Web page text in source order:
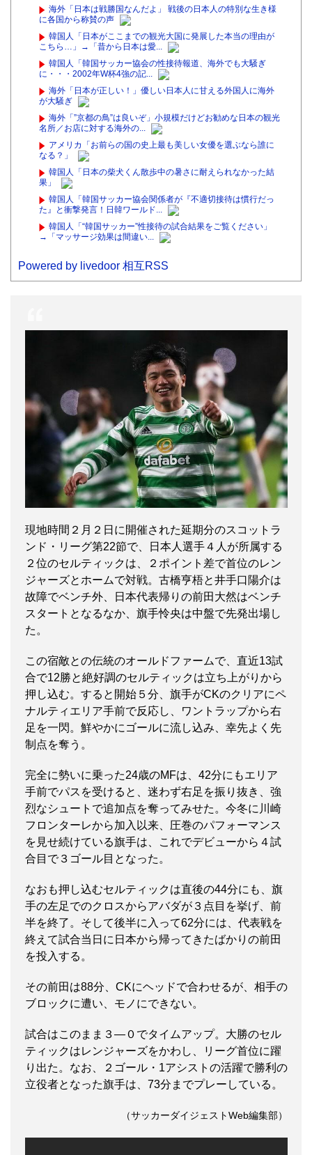
海外「日本は戦勝国なんだよ」 戦後の日本人の特別な生き様
に各国から称賛の声
韓国人「日本がここまでの観光大国に発展した本当の理由が
こちら…」→「昔から日本は愛...
韓国人「韓国サッカー協会の性接待報道、海外でも大騒ぎ
に・・・2002年W杯4強の記...
海外「日本が正しい！」優しい日本人に甘える外国人に海外
が大騒ぎ
海外「”京都の鳥”は良いぞ」小規模だけどお勧めな日本の観光
名所／お店に対する海外の...
アメリカ「お前らの国の史上最も美しい女優を選ぶなら誰に
なる？」
韓国人「日本の柴犬くん散歩中の暑さに耐えられなかった結
果」
韓国人「韓国サッカー協会関係者が『不適切接待は慣行だっ
た』と衝撃発言！日韓ワールド...
韓国人「“韓国サッカー”性接待の試合結果をご覧ください」
→「マッサージ効果は間違い...
Powered by livedoor 相互RSS
現地時間２月２日に開催された延期分のスコットラ
ンド・リーグ第22節で、日本人選手４人が所属する
２位のセルティックは、２ポイント差で首位のレン
ジャーズとホームで対戦。古橋亨梧と井手口陽介は
故障でベンチ外、日本代表帰りの前田大然はベンチ
スタートとなるなか、旗手怜央は中盤で先発出場し
た。
この宿敵との伝統のオールドファームで、直近13試
合で12勝と絶好調のセルティックは立ち上がりから
押し込む。すると開始５分、旗手がCKのクリアにペ
ナルティエリア手前で反応し、ワントラップから右
足を一閃。鮮やかにゴールに流し込み、幸先よく先
制点を奪う。
完全に勢いに乗った24歳のMFは、42分にもエリア
手前でパスを受けると、迷わず右足を振り抜き、強
烈なシュートで追加点を奪ってみせた。今冬に川崎
フロンターレから加入以来、圧巻のパフォーマンス
を見せ続けている旗手は、これでデビューから４試
合目で３ゴール目となった。
なおも押し込むセルティックは直後の44分にも、旗
手の左足でのクロスからアバダが３点目を挙げ、前
半を終了。そして後半に入って62分には、代表戦を
終えて試合当日に日本から帰ってきたばかりの前田
を投入する。
その前田は88分、CKにヘッドで合わせるが、相手の
ブロックに遭い、モノにできない。
試合はこのまま３―０でタイムアップ。大勝のセル
ティックはレンジャーズをかわし、リーグ首位に躍
り出た。なお、２ゴール・1アシストの活躍で勝利の
立役者となった旗手は、73分までプレーしている。
（サッカーダイジェストWeb編集部）